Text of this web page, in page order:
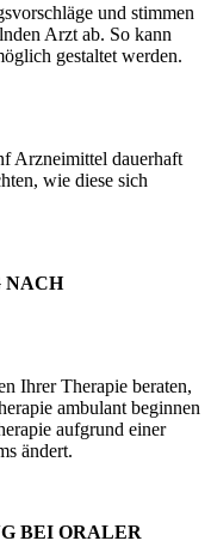
und stimmen
Arzt ab. So kann
gestaltet werden.
Arzneimittel dauerhaft
wie diese sich
NACH
Ihrer Therapie beraten,
ambulant beginnen
aufgrund einer
ändert.
BEI ORALER